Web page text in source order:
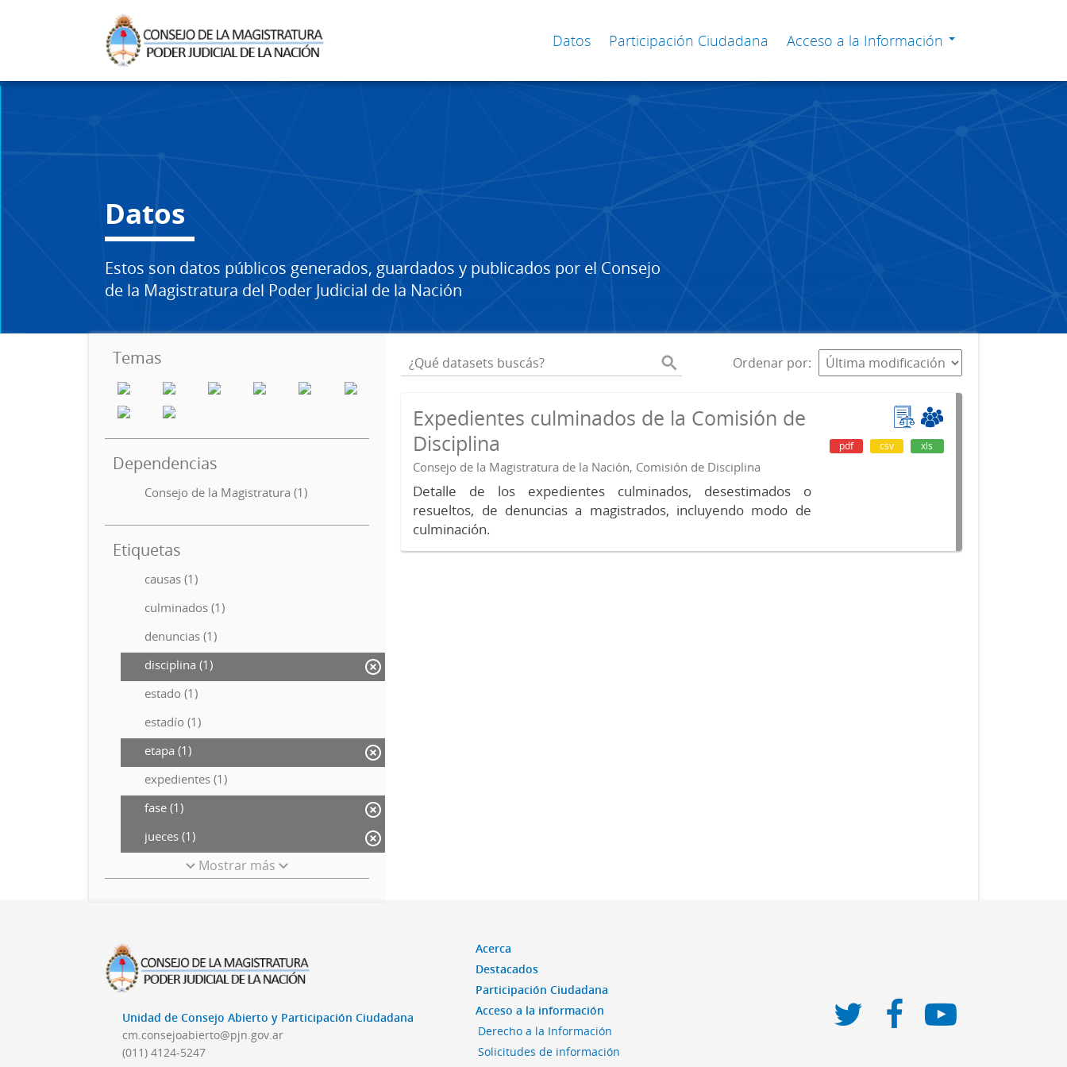
Datos Participación Ciudadana Acceso a la Información
Datos
Estos son datos públicos generados, guardados y publicados por el Consejo
de la Magistratura del Poder Judicial de la Nación
Temas
Dependencias
Consejo de la Magistratura (1)
Etiquetas
causas (1)
culminados (1)
denuncias (1)
disciplina (1)
estado (1)
estadío (1)
etapa (1)
expedientes (1)
fase (1)
jueces (1)
Mostrar más
Ordenar por
Expedientes culminados de la Comisión de
Disciplina
Consejo de la Magistratura de la Nación, Comisión de Disciplina
Detalle de los expedientes culminados, desestimados o
resueltos, de denuncias a magistrados, incluyendo modo de
culminación.
pdf csv xls
Unidad de Consejo Abierto y Participación Ciudadana
cm.consejoabierto@pjn.gov.ar
(011) 4124-5247
Acerca
Destacados
Participación Ciudadana
Acceso a la información
Derecho a la Información
Solicitudes de información